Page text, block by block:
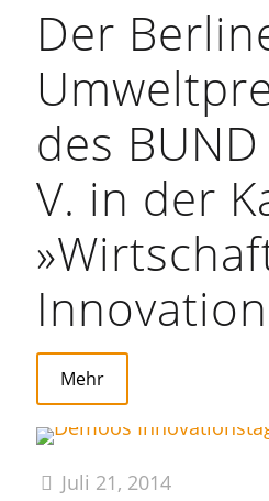
Der
des
V. in der
Mehr
Juli 21, 2014